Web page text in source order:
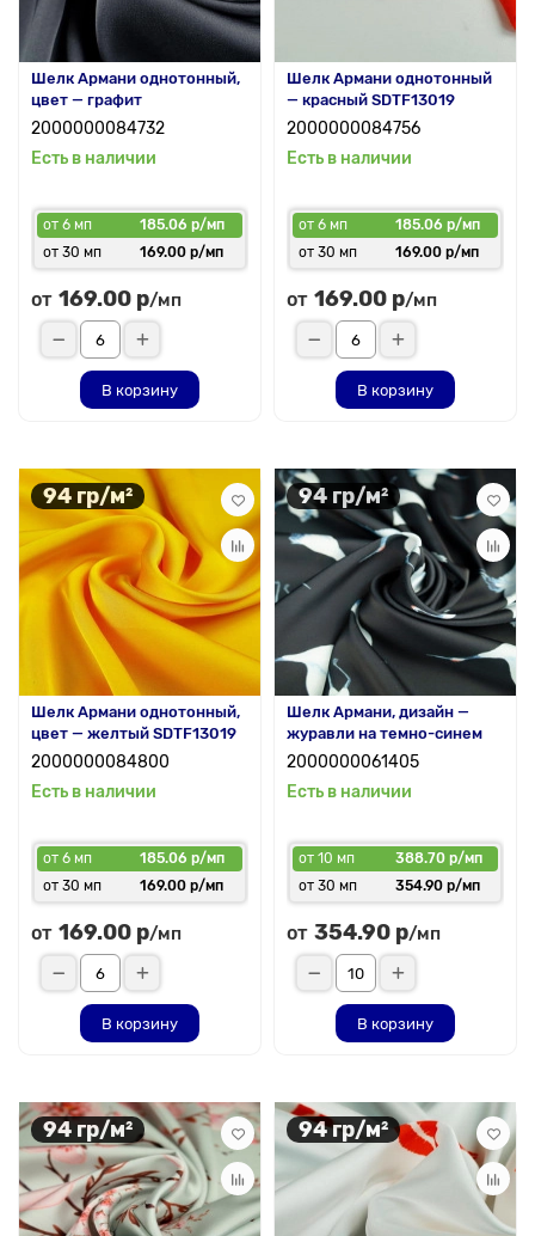
Шелк Армани однотонный,
цвет — графит
2000000084732
Есть в наличии
от 6 мп
185.06 р/мп
от 30 мп
169.00 р/мп
от 169.00 р/мп
В корзину
Шелк Армани однотонный
— красный SDTF13019
2000000084756
Есть в наличии
от 6 мп
185.06 р/мп
от 30 мп
169.00 р/мп
от 169.00 р/мп
В корзину
94 гр/м²
Шелк Армани однотонный,
цвет — желтый SDTF13019
2000000084800
Есть в наличии
от 6 мп
185.06 р/мп
от 30 мп
169.00 р/мп
от 169.00 р/мп
В корзину
94 гр/м²
Шелк Армани, дизайн —
журавли на темно-синем
2000000061405
Есть в наличии
от 10 мп
388.70 р/мп
от 30 мп
354.90 р/мп
от 354.90 р/мп
В корзину
94 гр/м² 94 гр/м²